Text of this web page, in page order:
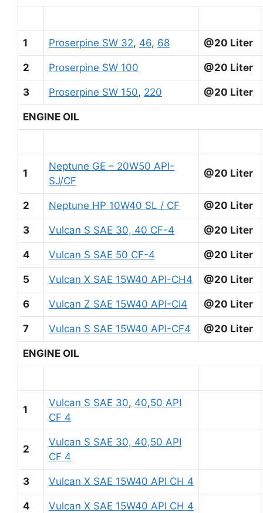
1 Proserpine SW 32, 46, 68 @20 Liter
2 Proserpine SW 100 @20 Liter
3 Proserpine SW 150, 220 @20 Liter
ENGINE OIL
1
Neptune GE – 20W50 API-
SJ/CF
@20 Liter
2 Neptune HP 10W40 SL / CF @20 Liter
3 Vulcan S SAE 30, 40 CF-4 @20 Liter
4 Vulcan S SAE 50 CF-4 @20 Liter
5 Vulcan X SAE 15W40 API-CH4 @20 Liter
6 Vulcan Z SAE 15W40 API-CI4 @20 Liter
7 Vulcan S SAE 15W40 API-CF4 @20 Liter
ENGINE OIL
1
Vulcan S SAE 30, 40,50 API
CF 4
2
Vulcan S SAE 30, 40,50 API
CF 4
3 Vulcan X SAE 15W40 API CH 4
4 Vulcan X SAE 15W40 API CH 4